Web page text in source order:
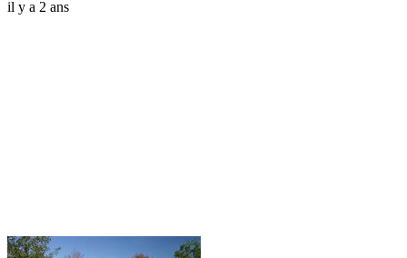
il y a 2 ans